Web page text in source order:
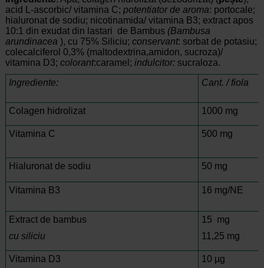
acid L-ascorbic/ vitamina C; potentiator de aroma: portocale;
hialuronat de sodiu; nicotinamida/ vitamina B3; extract apos
10:1 din exudat din lastari de Bambus (Bambusa
arundinacea ), cu 75% Siliciu; conservant: sorbat de potasiu;
colecalciferol 0,3% (maltodextrina,amidon, sucroza)/
vitamina D3; colorant:caramel; indulcitor: sucraloza.
Ingrediente:
Cant. / fiola
Colagen hidrolizat 1000 mg
Vitamina C 500 mg
Hialuronat de sodiu 50 mg
Vitamina B3 16 mg/NE
Extract de bambus
cu siliciu
15 mg
11,25 mg
Vitamina D3 10 µg